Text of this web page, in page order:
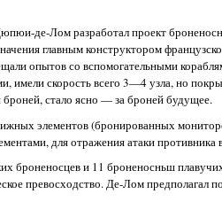
де-Лом разработал проект
главным конструктором
опытов со вспомогательными
скорость всего 3—4 узла, но
стало ясно — за броней будущее.
элементов (бронированных
для отражения атаки
броненосцев и 11 броненосньш
превосходство. Де-Лом предполагал